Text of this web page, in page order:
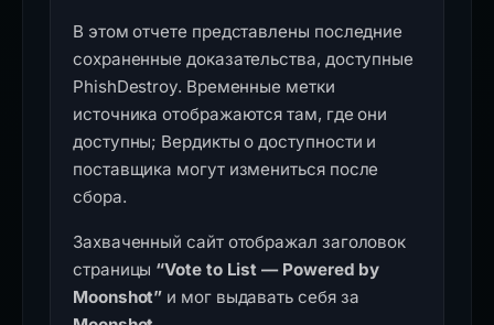
В этом отчете представлены последние
сохраненные доказательства, доступные
PhishDestroy. Временные метки
источника отображаются там, где они
доступны; Вердикты о доступности и
поставщика могут измениться после
сбора.
Захваченный сайт отображал заголовок
страницы “Vote to List — Powered by
Moonshot” и мог выдавать себя за